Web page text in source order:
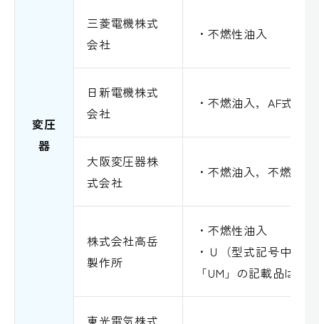
変圧
器
三菱電機株式
会社
・不燃性油入
日新電機株式
会社
・不燃油入，AF式
大阪変圧器株
式会社
・不燃油入，不燃油使
株式会社高岳
製作所
・不燃性油入
・Ｕ（型式記号中に
「UM」の記載品は除
東光電気株式